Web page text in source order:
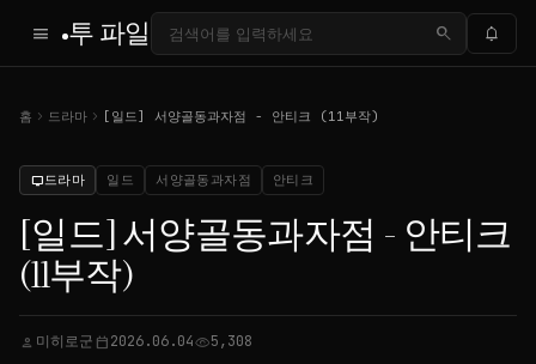
menu 투 파일 search notifications
홈 chevron_right 드라마 chevron_right [일드] 서양골동과자점 - 안티크 (11부작)
tv드라마 일드 서양골동과자점 안티크
[일드] 서양골동과자점 - 안티크
(11부작)
person 미히로군 calendar_today2026.06.04visibility5,308